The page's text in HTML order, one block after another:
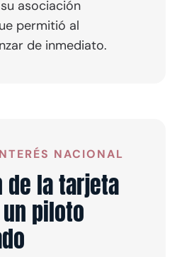
asociación
permitió al
de inmediato.
NACIONAL
de la tarjeta
piloto